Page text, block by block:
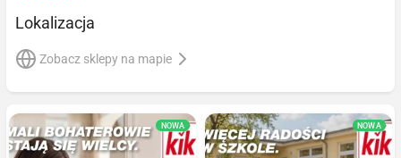
Lokalizacja
Zobacz sklepy na mapie
NOWA NOWA